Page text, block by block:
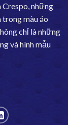
những
trong màu áo
chỉ là những
và hình mẫu